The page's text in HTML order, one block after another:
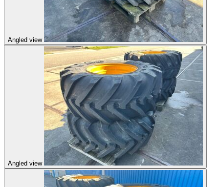
Angled view
Angled view